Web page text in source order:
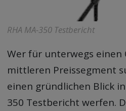
RHA MA-350 Testbericht
Wer für unterwegs einen
mittleren Preissegment
einen gründlichen Blick
350 Testbericht werfen.